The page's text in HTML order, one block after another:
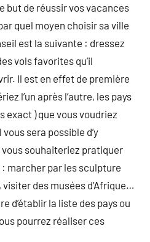
but de réussir vos vacances
quel moyen choisir sa ville
est la suivante : dressez
vols favorites qu’il
Il est en effet de première
l’un après l’autre, les pays
exact ) que vous voudriez
sera possible d’y
souhaiteriez pratiquer
marcher par les sculpture
visiter des musées d’Afrique…
d’établir la liste des pays ou
pourrez réaliser ces